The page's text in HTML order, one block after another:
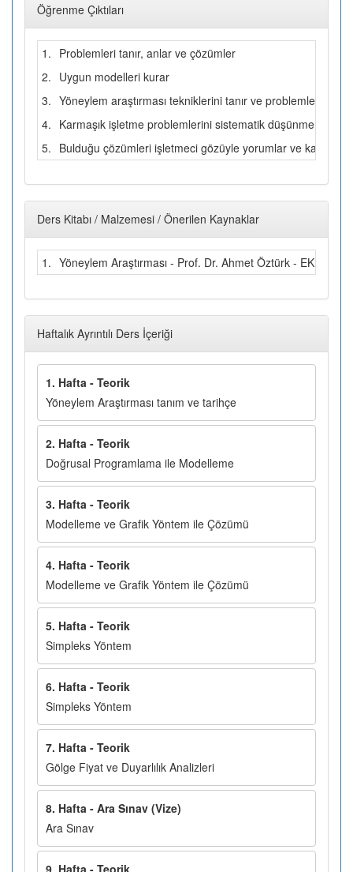
Öğrenme Çıktıları
1. Problemleri tanır, anlar ve çözümler
2. Uygun modelleri kurar
3. Yöneylem araştırması tekniklerini tanır ve problemle
4. Karmaşık işletme problemlerini sistematik düşünme
5. Bulduğu çözümleri işletmeci gözüyle yorumlar ve karar
Ders Kitabı / Malzemesi / Önerilen Kaynaklar
1. Yöneylem Araştırması - Prof. Dr. Ahmet Öztürk - EKİN
Haftalık Ayrıntılı Ders İçeriği
1. Hafta - Teorik
Yöneylem Araştırması tanım ve tarihçe
2. Hafta - Teorik
Doğrusal Programlama ile Modelleme
3. Hafta - Teorik
Modelleme ve Grafik Yöntem ile Çözümü
4. Hafta - Teorik
Modelleme ve Grafik Yöntem ile Çözümü
5. Hafta - Teorik
Simpleks Yöntem
6. Hafta - Teorik
Simpleks Yöntem
7. Hafta - Teorik
Gölge Fiyat ve Duyarlılık Analizleri
8. Hafta - Ara Sınav (Vize)
Ara Sınav
9. Hafta - Teorik